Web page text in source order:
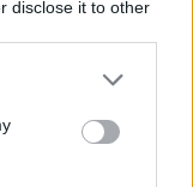
disclose it to other